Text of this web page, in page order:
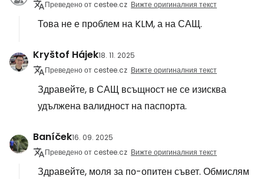
Преведено от cestee.cz Вижте оригиналния текст
Това не е проблем на KLM, а на САЩ.
Kryštof Hájek18. 11. 2025
Преведено от cestee.cz Вижте оригиналния текст
Здравейте, в САЩ всъщност не се изисква
удължена валидност на паспорта.
Baníček16. 09. 2025
Преведено от cestee.cz Вижте оригиналния текст
Здравейте, моля за по-опитен съвет. Обмислям